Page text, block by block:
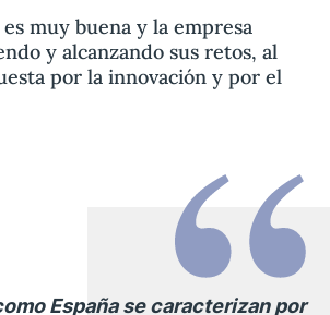
muy buena y la empresa
y alcanzando sus retos, al
por la innovación y por el
España se caracterizan por